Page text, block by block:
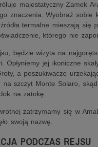
majestatyczny Zamek
znaczenia. Wyobraź sobie
termalne mieszają się
którego nie
będzie wizyta na
Opłyniemy jej ikoniczne
a poszukiwacze
na szczyt Monte Solaro,
na zatokę.
zatrzymamy się w
swoją nazwę.
PODCZAS REJSU